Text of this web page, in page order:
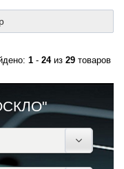
1 - 24из 29 товаров